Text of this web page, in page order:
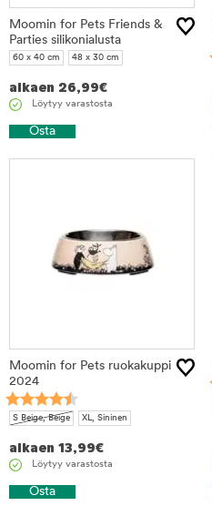
Moomin for Pets Friends &
Parties silikonialusta
60 x 40 cm 48 x 30 cm
alkaen 26,99€
Löytyy varastosta
Osta
Moomin for Pets ruokakuppi
2024
S Beige, Beige XL, Sininen
alkaen 13,99€
Löytyy varastosta
Osta